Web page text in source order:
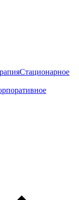
Стационарное